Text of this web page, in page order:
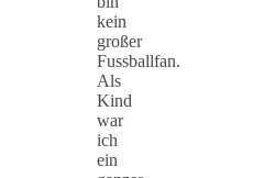
kein
großer
Fussballfan.
Als
Kind
war
ich
ein